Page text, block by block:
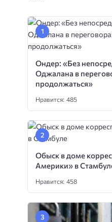
Ондер: «Без
Оджалана в
продолжаться»
Нравится: 485
Обыск в доме
Америки» в
Нравится: 458